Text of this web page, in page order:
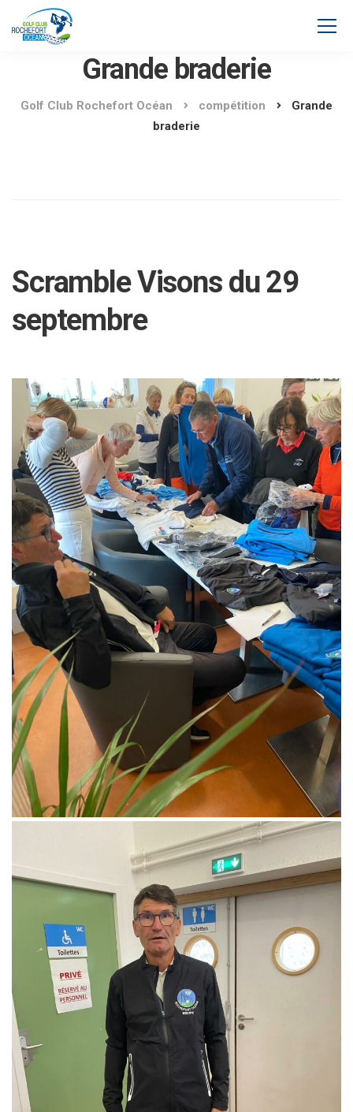
Grande braderie
Golf Club Rochefort Océan compétition
Grande
braderie
Scramble Visons du 29
septembre